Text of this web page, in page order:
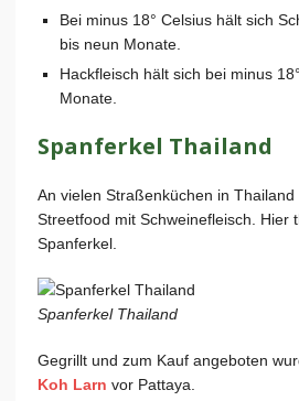
Bei minus 18° Celsius hält sich
bis neun Monate.
Hackfleisch hält sich bei minus
Monate.
Spanferkel Thailand
An vielen Straßenküchen in
Streetfood mit Schweinefleisch. Hier
Spanferkel.
Spanferkel Thailand
Gegrillt und zum Kauf angeboten
Koh Larn vor Pattaya.